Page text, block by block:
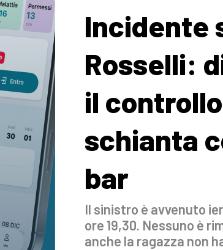
Incidente
Rosselli:
il
schianta
bar
Il sinistro è avvenuto
ore 19,30. Nessuno è
anche la ragazza non